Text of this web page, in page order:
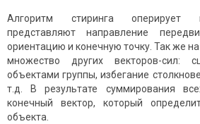
Алгоритм стиринга оперирует
представляют направление
ориентацию и конечную точку. Так же
множество других векторов-сил:
объектами группы, избегание
т.д. В результате суммирования
конечный вектор, который
объекта.